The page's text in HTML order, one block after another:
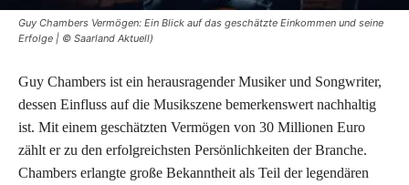
Guy Chambers Vermögen: Ein Blick auf das geschätzte Einkommen und seine
Erfolge | © Saarland Aktuell)
Guy Chambers ist ein herausragender Musiker und Songwriter,
dessen Einfluss auf die Musikszene bemerkenswert nachhaltig
ist. Mit einem geschätzten Vermögen von 30 Millionen Euro
zählt er zu den erfolgreichsten Persönlichkeiten der Branche.
Chambers erlangte große Bekanntheit als Teil der legendären